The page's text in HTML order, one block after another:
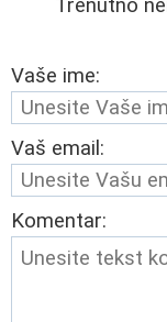
Trenutno
Vaše ime:
Vaš email:
Komentar: